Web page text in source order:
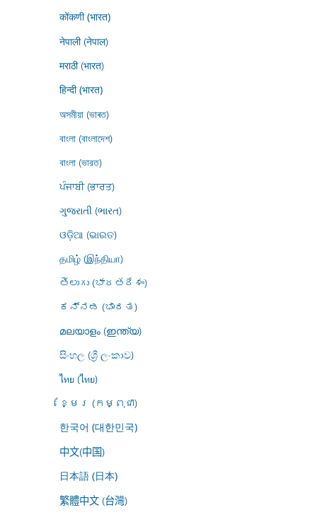
कोंकणी (भारत)
नेपाली (नेपाल)
मराठी (भारत)
हिन्दी (भारत)
অসমীয়া (ভাৰত)
বাংলা (বাংলাদেশ)
বাংলা (ভারত)
ਪੰਜਾਬੀ (ਭਾਰਤ)
ગુજરાતી (ભારત)
ଓଡ଼ିଆ (ଭାରତ)
தமிழ் (இந்தியா)
తెలుగు (భారతదేశం)
ಕನ್ನಡ (ಭಾರತ)
മലയാളം (ഇന്ത്യ)
සිංහල (ශ්‍රී ලංකාව)
ไทย (ไทย)
ខ្មែរ (កម្ពុជា)
한국어 (대한민국)
中文(中国)
日本語 (日本)
繁體中文 (台灣)